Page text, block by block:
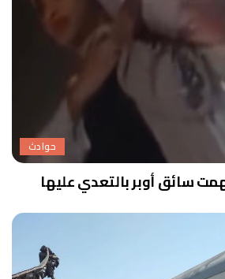
حوادث
سائق أوبر بالتعدي عليها